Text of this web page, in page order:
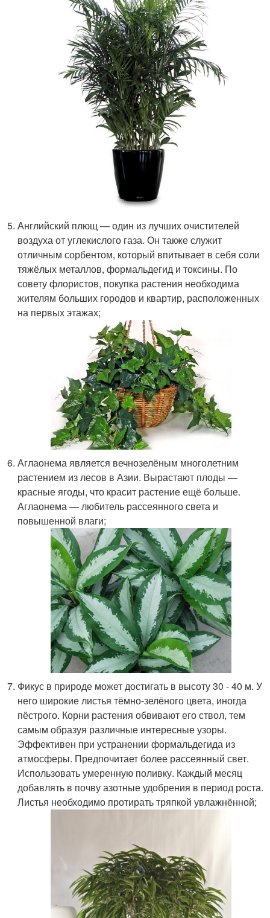
Английский плющ — один из лучших очистителей
воздуха от углекислого газа. Он также служит
отличным сорбентом, который впитывает в себя соли
тяжёлых металлов, формальдегид и токсины. По
совету флористов, покупка растения необходима
жителям больших городов и квартир, расположенных
на первых этажах;
Аглаонема является вечнозелёным многолетним
растением из лесов в Азии. Вырастают плоды —
красные ягоды, что красит растение ещё больше.
Аглаонема — любитель рассеянного света и
повышенной влаги;
Фикус в природе может достигать в высоту 30 - 40 м. У
него широкие листья тёмно-зелёного цвета, иногда
пёстрого. Корни растения обвивают его ствол, тем
самым образуя различные интересные узоры.
Эффективен при устранении формальдегида из
атмосферы. Предпочитает более рассеянный свет.
Использовать умеренную поливку. Каждый месяц
добавлять в почву азотные удобрения в период роста.
Листья необходимо протирать тряпкой увлажнённой;